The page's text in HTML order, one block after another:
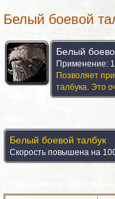
Белый боевой
Белый
Применение:
Позволяет
талбука. Это
Белый боевой талбук
Скорость повышена на